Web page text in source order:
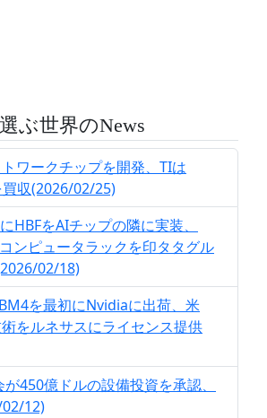
ぶ世界のNews
ワークチップを開発、TIは
収(2026/02/25)
HBFをAIチップの隣に実装、
ンピュータラックを印タタグル
02/18)
を最初にNvidiaに出荷、米
をルネサスにライセンス提供
450億ドルの設備投資を承認、
12)